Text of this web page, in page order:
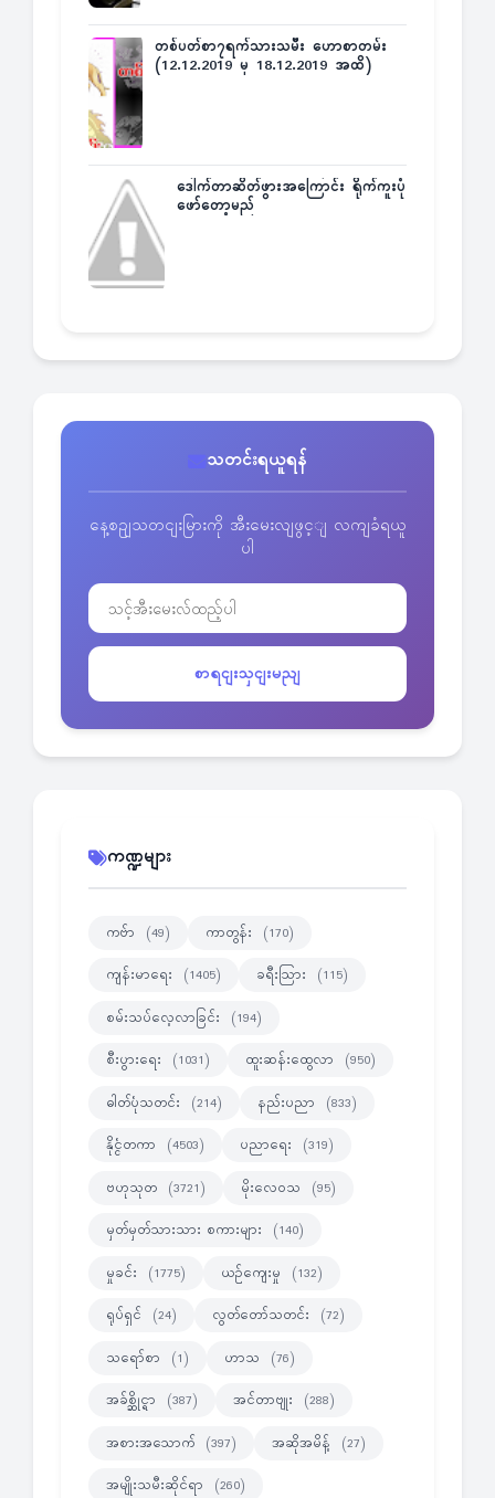
တစ်ပတ်စာ၇ရက်သားသမီး ဟောစာတမ်း
(12.12.2019 မှ 18.12.2019 အထိ)
ဒေါက်တာဆိတ်ဖွားအကြောင်း ရိုက်ကူးပုံ
ဖော်တော့မည်
သတင်းရယူရန်
နေ့စဥျသတငျးမြားကို အီးမေးလျဖွင့ျ လကျခံရယူ
ပါ
စာရငျးသှငျးမညျ
ကဏ္ဍများ
ကဗ်ာ (49) ကာတွန်း (170)
ကျန်းမာရေး (1405) ခရီးသြား (115)
စမ်းသပ်လေ့လာခြင်း (194)
စီးပွားရေး (1031) ထူးဆန်းထွေလာ (950)
ဓါတ်ပုံသတင်း (214) နည်းပညာ (833)
နိုင္ငံတကာ (4503) ပညာရေး (319)
ဗဟုသုတ (3721) မိုးလေဝသ (95)
မှတ်မှတ်သားသား စကားများ (140)
မှုခင်း (1775) ယဉ်ကျေးမှု (132)
ရုပ်ရှင် (24) လွတ်တော်သတင်း (72)
သရော်စာ (1) ဟာသ (76)
အခ်စ္ဆိုင္ရာ (387) အင်တာဗျုး (288)
အစားအသောက် (397) အဆိုအမိန့် (27)
အမျိုးသမီးဆိုင်ရာ (260)